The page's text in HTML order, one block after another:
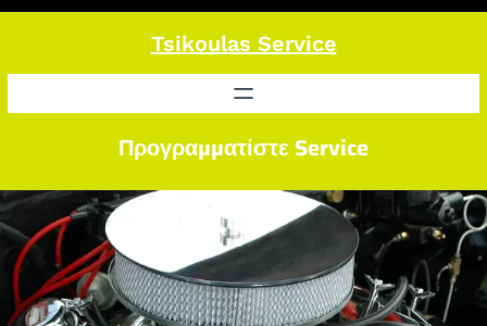
Tsikoulas Service
Προγραμματίστε Service